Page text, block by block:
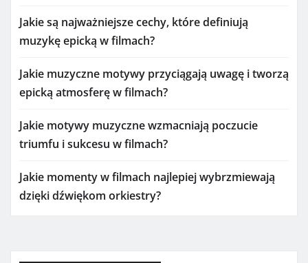
Jakie są najważniejsze cechy, które definiują
muzykę epicką w filmach?
Jakie muzyczne motywy przyciągają uwagę i tworzą
epicką atmosferę w filmach?
Jakie motywy muzyczne wzmacniają poczucie
triumfu i sukcesu w filmach?
Jakie momenty w filmach najlepiej wybrzmiewają
dzięki dźwiękom orkiestry?